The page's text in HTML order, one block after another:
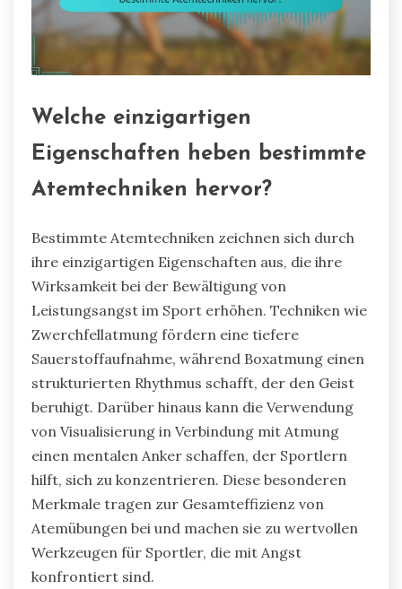
Welche einzigartigen
Eigenschaften heben bestimmte
Atemtechniken hervor?
Bestimmte Atemtechniken zeichnen sich durch
ihre einzigartigen Eigenschaften aus, die ihre
Wirksamkeit bei der Bewältigung von
Leistungsangst im Sport erhöhen. Techniken wie
Zwerchfellatmung fördern eine tiefere
Sauerstoffaufnahme, während Boxatmung einen
strukturierten Rhythmus schafft, der den Geist
beruhigt. Darüber hinaus kann die Verwendung
von Visualisierung in Verbindung mit Atmung
einen mentalen Anker schaffen, der Sportlern
hilft, sich zu konzentrieren. Diese besonderen
Merkmale tragen zur Gesamteffizienz von
Atemübungen bei und machen sie zu wertvollen
Werkzeugen für Sportler, die mit Angst
konfrontiert sind.